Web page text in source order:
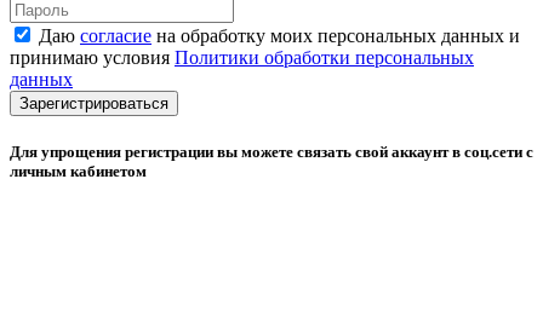
Даю согласие на обработку моих персональных данных и
принимаю условия Политики обработки персональных
данных
Зарегистрироваться
Для упрощения регистрации вы можете связать свой аккаунт в соц.сети с
личным кабинетом